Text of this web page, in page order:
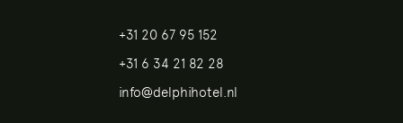
+31 20 67 95 152
+31 6 34 21 82 28
info@delphihotel.nl